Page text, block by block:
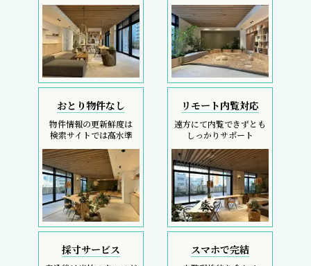
おとり物件なし
物件情報の更新鮮度は
検索サイトでは高水準
リモート内覧対応
遠方にて内覧できずとも
しっかりサポート
採寸サービス スマホで完結